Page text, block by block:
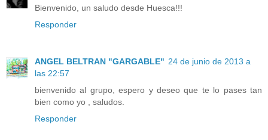
Bienvenido, un saludo desde Huesca!!!
Responder
ANGEL BELTRAN "GARGABLE" 24 de junio de 2013 a
las 22:57
bienvenido al grupo, espero y deseo que te lo pases tan
bien como yo , saludos.
Responder